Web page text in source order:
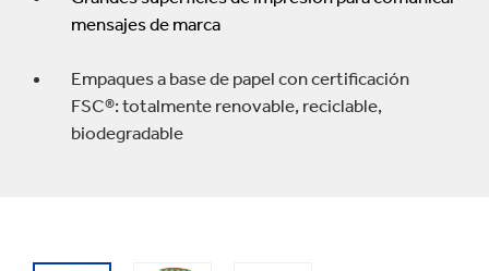
mensajes de marca
Empaques a base de papel con certificación
FSC®: totalmente renovable, reciclable,
biodegradable